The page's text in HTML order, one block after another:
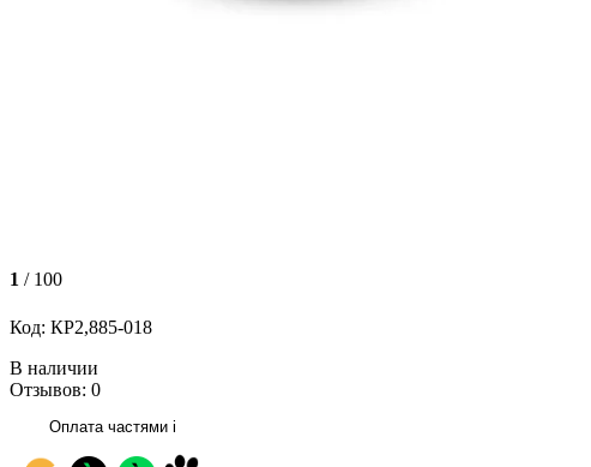
1 / 100
Код: КР2,885-018
В наличии
Отзывов: 0
Оплата частями i